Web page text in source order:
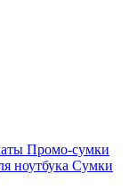
Промо-сумки
ноутбука Сумки